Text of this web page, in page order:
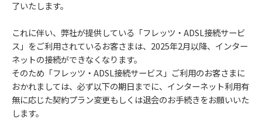
了いたします。
これに伴い、弊社が提供している「フレッツ・ADSL接続サービ
ス」をご利用されているお客さまは、2025年2月以降、インター
ネットの接続ができなくなります。
そのため「フレッツ・ADSL接続サービス」ご利用のお客さまに
おかれましては、必ず以下の期日までに、インターネット利用有
無に応じた契約プラン変更もしくは退会のお手続きをお願いいた
します。